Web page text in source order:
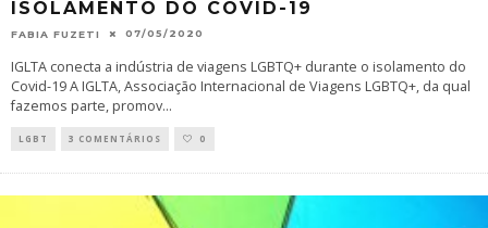
ISOLAMENTO DO COVID-19
FABIA FUZETI 07/05/2020
IGLTA conecta a indústria de viagens LGBTQ+ durante o isolamento do
Covid-19 A IGLTA, Associação Internacional de Viagens LGBTQ+, da qual
fazemos parte, promov...
LGBT 3 COMENTÁRIOS 0